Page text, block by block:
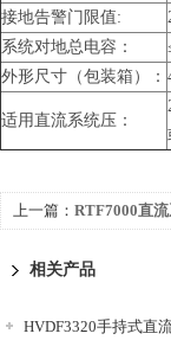
接地告警门限值:
系统对地总电容：
外形尺寸（包装箱）：
适用直流系统压：
上一篇： RTF7000直
相关产品